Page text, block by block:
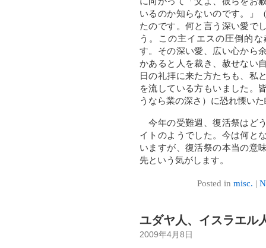
いるのか知らないのです。」
たのです。何と言う深い愛で
う。この主イエスの圧倒的
す。その深い愛、広い心から
かあると人を裁き、赦せない
日の礼拝に来た方たちも、私
を流している方もいました。
うなら業の深さ）に恐れ慄い
今年の受難週、復活祭はど
イトのようでした。今は何と
いますが、復活祭の本当の意
先という気がします。
Posted in misc. |
ユダヤ人、イスラエル
2009年4月8日